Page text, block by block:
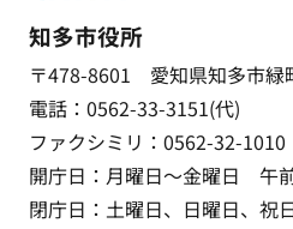
知多市役所
〒478-8601 愛知県知多市緑
電話：0562-33-3151(代)
ファクシミリ：0562-32-1010
開庁日：月曜日～金曜日 午
閉庁日：土曜日、日曜日、祝